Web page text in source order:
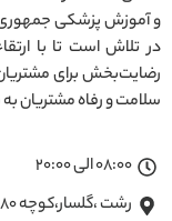
و آموزش پزشکی جمهوری
در تلاش است تا با
رضایت‌بخش برای
سلامت و رفاه
08:00 الی 20:00
رشت ،گلسار،کوچه ۸۰